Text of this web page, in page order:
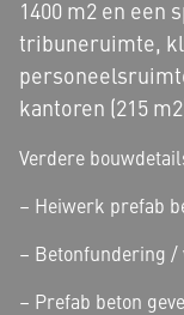
1400 m2 en een
tribuneruimte,
kantoren (215 m2)
Verdere
– Heiwerk prefab
– Betonfundering /
– Prefab beton